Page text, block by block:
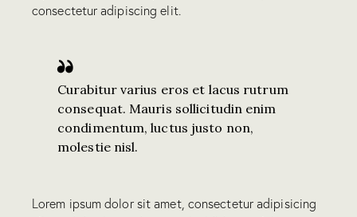
consectetur adipiscing elit.
Curabitur varius eros et lacus rutrum
consequat. Mauris sollicitudin enim
condimentum, luctus justo non,
molestie nisl.
Lorem ipsum dolor sit amet, consectetur adipisicing